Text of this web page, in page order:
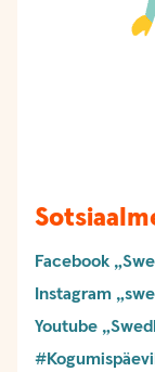
Facebook
Instagram
Youtube